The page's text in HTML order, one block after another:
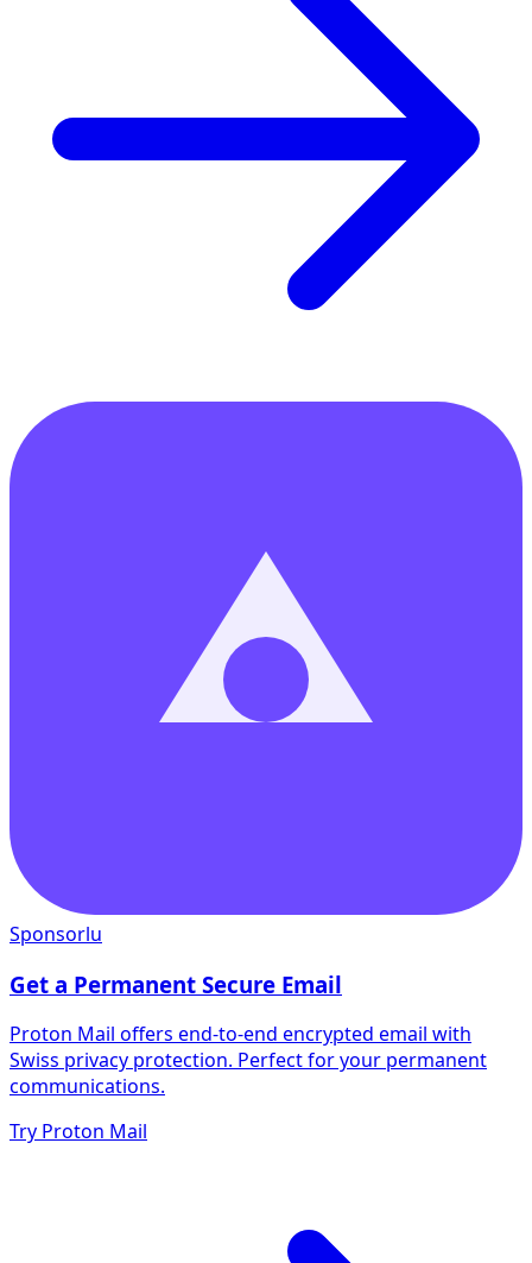
Sponsorlu
Get a Permanent Secure Email
Proton Mail offers end-to-end encrypted email with
Swiss privacy protection. Perfect for your permanent
communications.
Try Proton Mail